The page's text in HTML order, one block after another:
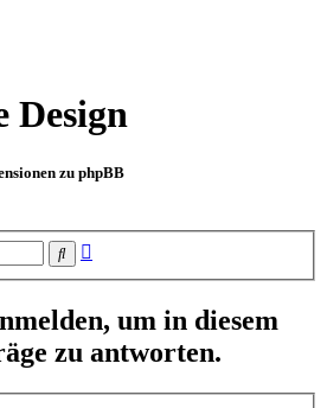
Design
zu phpBB
Suche
um in diesem
zu antworten.